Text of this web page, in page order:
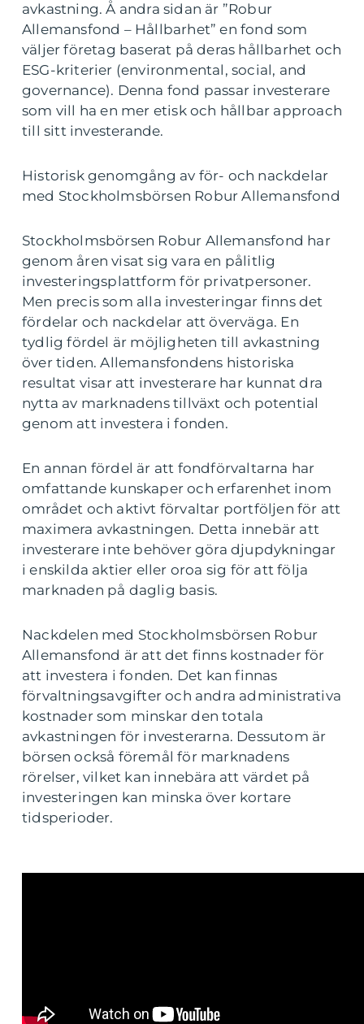
avkastning. Å andra sidan är ”Robur
Allemansfond – Hållbarhet” en fond som
väljer företag baserat på deras hållbarhet och
ESG-kriterier (environmental, social, and
governance). Denna fond passar investerare
som vill ha en mer etisk och hållbar approach
till sitt investerande.
Historisk genomgång av för- och nackdelar
med Stockholmsbörsen Robur Allemansfond
Stockholmsbörsen Robur Allemansfond har
genom åren visat sig vara en pålitlig
investeringsplattform för privatpersoner.
Men precis som alla investeringar finns det
fördelar och nackdelar att överväga. En
tydlig fördel är möjligheten till avkastning
över tiden. Allemansfondens historiska
resultat visar att investerare har kunnat dra
nytta av marknadens tillväxt och potential
genom att investera i fonden.
En annan fördel är att fondförvaltarna har
omfattande kunskaper och erfarenhet inom
området och aktivt förvaltar portföljen för att
maximera avkastningen. Detta innebär att
investerare inte behöver göra djupdykningar
i enskilda aktier eller oroa sig för att följa
marknaden på daglig basis.
Nackdelen med Stockholmsbörsen Robur
Allemansfond är att det finns kostnader för
att investera i fonden. Det kan finnas
förvaltningsavgifter och andra administrativa
kostnader som minskar den totala
avkastningen för investerarna. Dessutom är
börsen också föremål för marknadens
rörelser, vilket kan innebära att värdet på
investeringen kan minska över kortare
tidsperioder.